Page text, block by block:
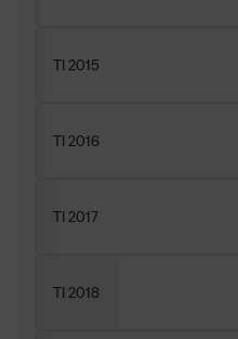
TI 2015
TI 2016
TI 2017
TI 2018